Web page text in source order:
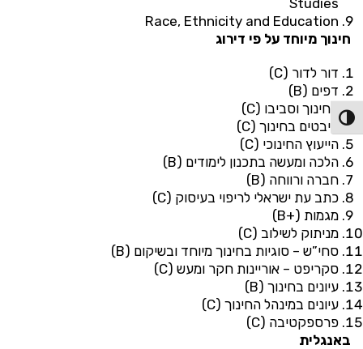
הפעל/כבה ניגודיות גבוהה
Studies
Race, Ethnicity and Education
חינוך מיוחד על פי דירוג
דור לדור (C)
דפים (B)
החינוך וסביבו (C)
היבטים בחינוך (C)
הייעוץ החינוכי (C)
הלכה ומעשה בתכנון לימודים (B)
חברה ורווחה (B)
כתב עת ישראלי לריפוי בעיסוק (C)
מגמות (+B)
מניתוק לשילוב (C)
סחי”ש – סוגיות בחינוך מיוחד ובשיקום (B)
סקריפט – אוריינות חקר ומעש (C)
עיונים בחינוך (B)
עיונים במינהל החינוך (C)
פרספקטיבה (C)
באנגלית